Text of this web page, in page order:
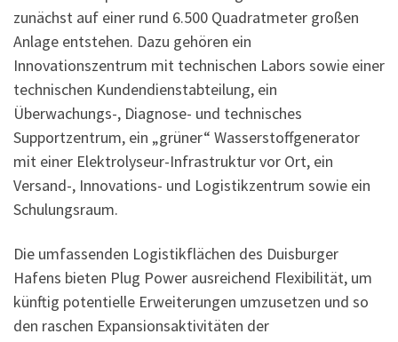
zunächst auf einer rund 6.500 Quadratmeter großen
Anlage entstehen. Dazu gehören ein
Innovationszentrum mit technischen Labors sowie einer
technischen Kundendienstabteilung, ein
Überwachungs-, Diagnose- und technisches
Supportzentrum, ein „grüner“ Wasserstoffgenerator
mit einer Elektrolyseur-Infrastruktur vor Ort, ein
Versand-, Innovations- und Logistikzentrum sowie ein
Schulungsraum.
Die umfassenden Logistikflächen des Duisburger
Hafens bieten Plug Power ausreichend Flexibilität, um
künftig potentielle Erweiterungen umzusetzen und so
den raschen Expansionsaktivitäten der